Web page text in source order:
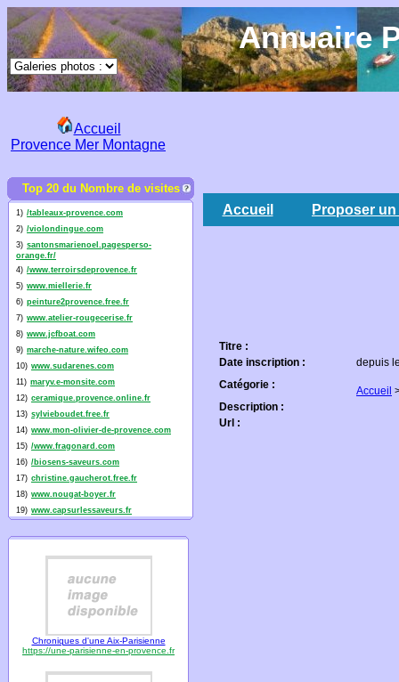
Annuaire
Accueil
Provence Mer Montagne
Top 20 du Nombre de visites
1) /tableaux-provence.com
2) /violondingue.com
3) santonsmarienoel.pagesperso-
orange.fr/
4) /www.terroirsdeprovence.fr
5) www.miellerie.fr
6) peinture2provence.free.fr
7) www.atelier-rougecerise.fr
8) www.jcfboat.com
9) marche-nature.wifeo.com
10) www.sudarenes.com
11) maryv.e-monsite.com
12) ceramique.provence.online.fr
13) sylvieboudet.free.fr
14) www.mon-olivier-de-provence.com
15) /www.fragonard.com
16) /biosens-saveurs.com
17) christine.gaucherot.free.fr
18) www.nougat-boyer.fr
19) www.capsurlessaveurs.fr
Chroniques d'une Aix-Parisienne
https://une-parisienne-en-provence.fr
Accueil Proposer
Titre :
Date inscription :
depuis
Catégorie :
Accueil
Description :
Url :